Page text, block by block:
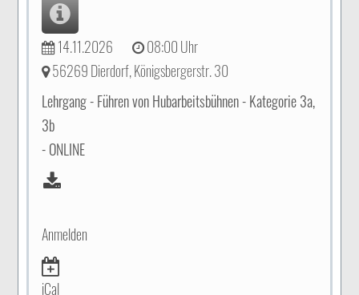
14.11.2026 08:00 Uhr
56269 Dierdorf, Königsbergerstr. 30
Lehrgang - Führen von Hubarbeitsbühnen - Kategorie 3a,
3b
- ONLINE
Anmelden
iCal